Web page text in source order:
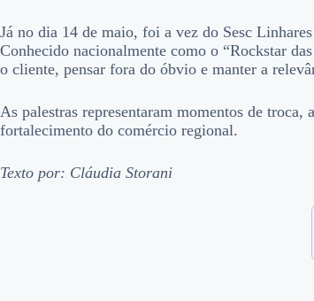
Já no dia 14 de maio, foi a vez do Sesc
Conhecido nacionalmente como o “Rockstar
o cliente, pensar fora do óbvio e manter a
As palestras representaram momentos de
fortalecimento do comércio regional.
Texto por: Cláudia Storani